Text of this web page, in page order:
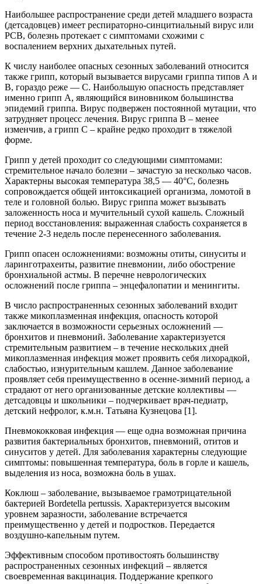
Наибольшее распространение среди детей младшего возраста
(детсадовцев) имеет респираторно-синцитиальный вирус или
РСВ, болезнь протекает с симптомами схожими с
воспалением верхних дыхательных путей.
К числу наиболее опасных сезонных заболеваний относится
также грипп, который вызывается вирусами гриппа типов А и
В, гораздо реже — С. Наибольшую опасность представляет
именно грипп А, являющийся виновником большинства
эпидемий гриппа. Вирус подвержен постоянной мутации, что
затрудняет процесс лечения. Вирус гриппа B – менее
изменчив, а грипп C – крайне редко проходит в тяжелой
форме.
Грипп у детей проходит со следующими симптомами:
стремительное начало болезни – зачастую за несколько часов.
Характерны высокая температура 38,5 — 40°C, болезнь
сопровождается общей интоксикацией организма, ломотой в
теле и головной болью. Вирус гриппа может вызывать
заложенность носа и мучительный сухой кашель. Сложный
период восстановления: выраженная слабость сохраняется в
течение 2-3 недель после перенесенного заболевания.
Грипп опасен осложнениями: возможны отиты, синуситы и
ларинготрахеиты, развитие пневмонии, либо обострение
бронхиальной астмы. В перечне неврологических
осложнений после гриппа – энцефалопатии и менингиты.
В число распространенных сезонных заболеваний входит
также микоплазменная инфекция, опасность которой
заключается в возможности серьезных осложнений —
бронхитов и пневмоний. Заболевание характеризуется
стремительным развитием – в течение нескольких дней
микоплазменная инфекция может проявить себя лихорадкой,
слабостью, изнурительным кашлем. Данное заболевание
проявляет себя преимущественно в осенне-зимний период, а
страдают от него организованные детские коллективы —
детсадовцы и школьники – подчеркивает врач-педиатр,
детский нефролог, к.м.н. Татьяна Кузнецова [1].
Пневмококковая инфекция — еще одна возможная причина
развития бактериальных бронхитов, пневмоний, отитов и
синуситов у детей. Для заболевания характерны следующие
симптомы: повышенная температура, боль в горле и кашель,
выделения из носа, возможна боль в ушах.
Коклюш – заболевание, вызываемое грамотрицательной
бактерией Bordetella pertussis. Характеризуется высоким
уровнем заразности, заболевание встречается
преимущественно у детей и подростков. Передается
воздушно-капельным путем.
Эффективным способом противостоять большинству
распространенных сезонных инфекций – является
своевременная вакцинация. Поддержание крепкого